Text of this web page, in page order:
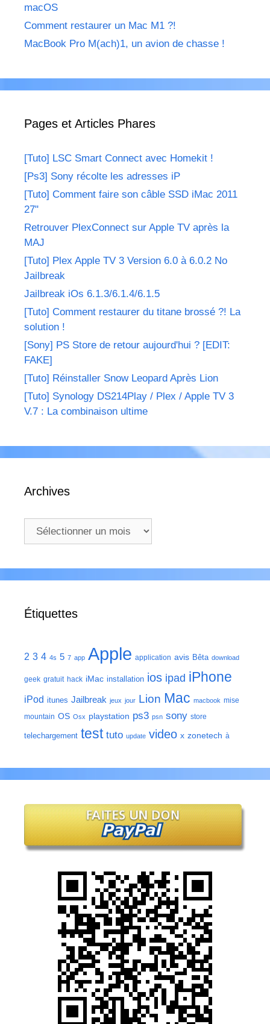
macOS
Comment restaurer un Mac M1 ?!
MacBook Pro M(ach)1, un avion de chasse !
Pages et Articles Phares
[Tuto] LSC Smart Connect avec Homekit !
[Ps3] Sony récolte les adresses iP
[Tuto] Comment faire son câble SSD iMac 2011
27"
Retrouver PlexConnect sur Apple TV après la
MAJ
[Tuto] Plex Apple TV 3 Version 6.0 à 6.0.2 No
Jailbreak
Jailbreak iOs 6.1.3/6.1.4/6.1.5
[Tuto] Comment restaurer du titane brossé ?! La
solution !
[Sony] PS Store de retour aujourd'hui ? [EDIT:
FAKE]
[Tuto] Réinstaller Snow Leopard Après Lion
[Tuto] Synology DS214Play / Plex / Apple TV 3
V.7 : La combinaison ultime
Archives
Archives
Étiquettes
2 3 4 4s 5 7 app Apple application avis Bêta download
geek gratuit hack iMac installation ios ipad iPhone
iPod itunes Jailbreak jeux jour Lion Mac macbook mise
mountain OS Osx playstation ps3 psn sony store
telechargement test tuto update video x zonetech à